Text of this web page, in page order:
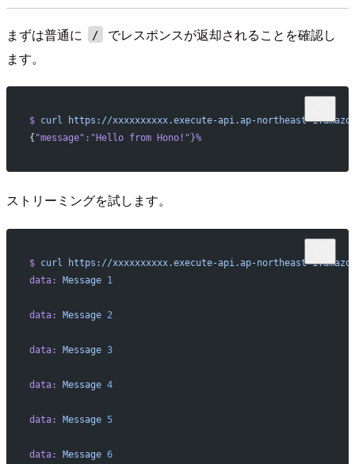
まずは普通に /
でレスポンスが返却されることを確認し
ます。
$ curl https://xxxxxxxxxx.execute-api.ap-northeast-
{ "message" : "Hello from Hono!" }%
ストリーミングを試します。
$ curl https://xxxxxxxxxx.execute-api.ap-northeast-
data:
Message 1
data: Message 2
data: Message 3
data: Message 4
data: Message 5
data: Message 6